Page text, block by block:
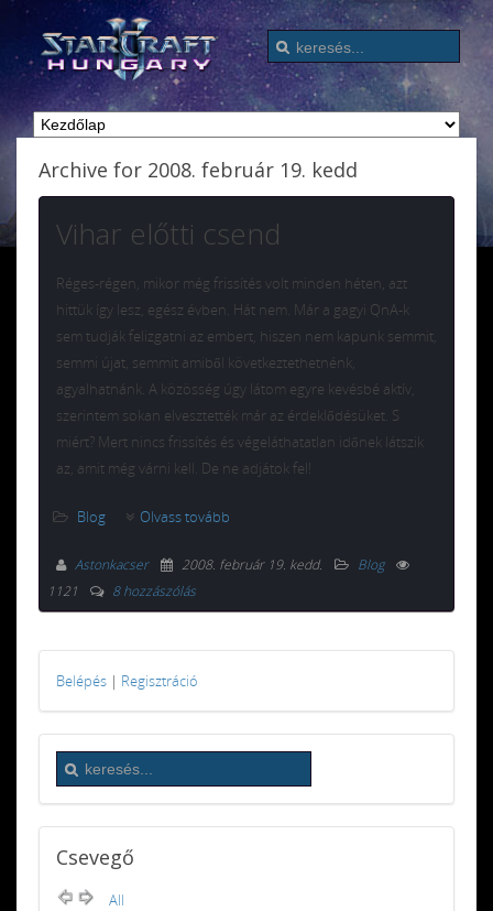
Archive for 2008. február 19. kedd
Vihar előtti csend
Réges-régen, mikor még frissítés volt minden héten, azt
hittük így lesz, egész évben. Hát nem. Már a gagyi QnA-k
sem tudják felizgatni az embert, hiszen nem kapunk semmit,
semmi újat, semmit amiből következtethetnénk,
agyalhatnánk. A közösség úgy látom egyre kevésbé aktív,
szerintem sokan elvesztették már az érdeklődésüket. S
miért? Mert nincs frissítés és végeláthatatlan időnek látszik
az, amit még várni kell. De ne adjátok fel!
Blog Olvass tovább
Astonkacser 2008. február 19. kedd.
Blog
1121
8 hozzászólás
Belépés | Regisztráció
Csevegő
All